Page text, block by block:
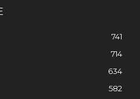
741
714
634
582